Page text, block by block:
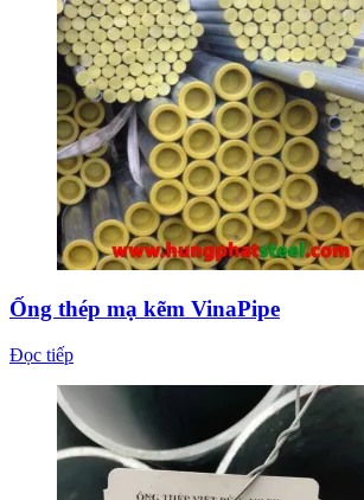
Ống thép mạ kẽm VinaPipe
Đọc tiếp